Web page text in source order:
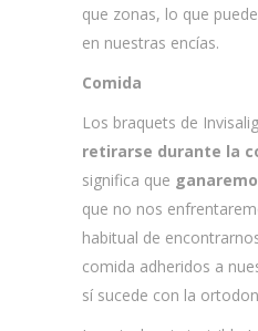
que zonas, lo que
en nuestras encías.
Comida
Los braquets de
retirarse durante la
significa que
que no nos
habitual de
comida adheridos a
sí sucede con la